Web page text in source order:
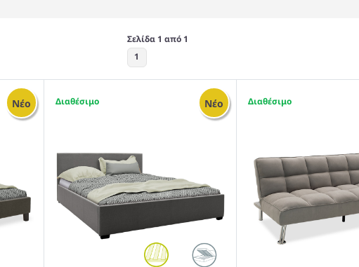
Σελίδα 1 από 1
1
Νέο Νέο